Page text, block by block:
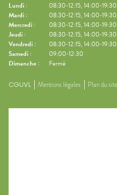
Lundi :
08:30-12:15, 14:00-19:30
Mardi :
08:30-12:15, 14:00-19:30
Mercredi :
08:30-12:15, 14:00-19:30
Jeudi :
08:30-12:15, 14:00-19:30
Vendredi :
08:30-12:15, 14:00-19:30
Samedi :
09:00-12:30
Dimanche : Fermé
CGUVL Mentions légales Plan du site